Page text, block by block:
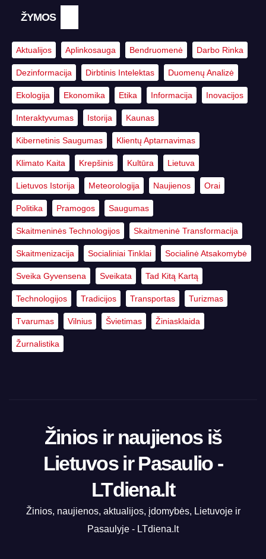
ŽYMOS
Aktualijos Aplinkosauga Bendruomenė Darbo Rinka
Dezinformacija Dirbtinis Intelektas Duomenų Analizė
Ekologija Ekonomika Etika Informacija Inovacijos
Interaktyvumas Istorija Kaunas
Kibernetinis Saugumas Klientų Aptarnavimas
Klimato Kaita Krepšinis Kultūra Lietuva
Lietuvos Istorija Meteorologija Naujienos Orai
Politika Pramogos Saugumas
Skaitmeninės Technologijos Skaitmeninė Transformacija
Skaitmenizacija Socialiniai Tinklai Socialinė Atsakomybė
Sveika Gyvensena Sveikata Tad Kitą Kartą
Technologijos Tradicijos Transportas Turizmas
Tvarumas Vilnius Švietimas Žiniasklaida
Žurnalistika
Žinios ir naujienos iš
Lietuvos ir Pasaulio -
LTdiena.lt
Žinios, naujienos, aktualijos, įdomybės, Lietuvoje ir
Pasaulyje - LTdiena.lt